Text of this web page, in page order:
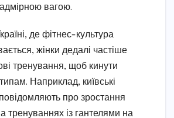
вагою.
де фітнес-культура
жінки дедалі частіше
тренування, щоб кинути
Наприклад, київські
про зростання
тренуваннях із гантелями на